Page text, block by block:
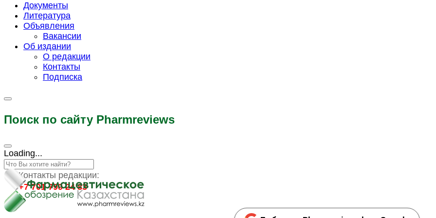
Документы
Литература
Объявления
Вакансии
Об издании
О редакции
Контакты
Подписка
Поиск по сайту Pharmreviews
Loading...
Контакты редакции:
+7 701 799 24 83